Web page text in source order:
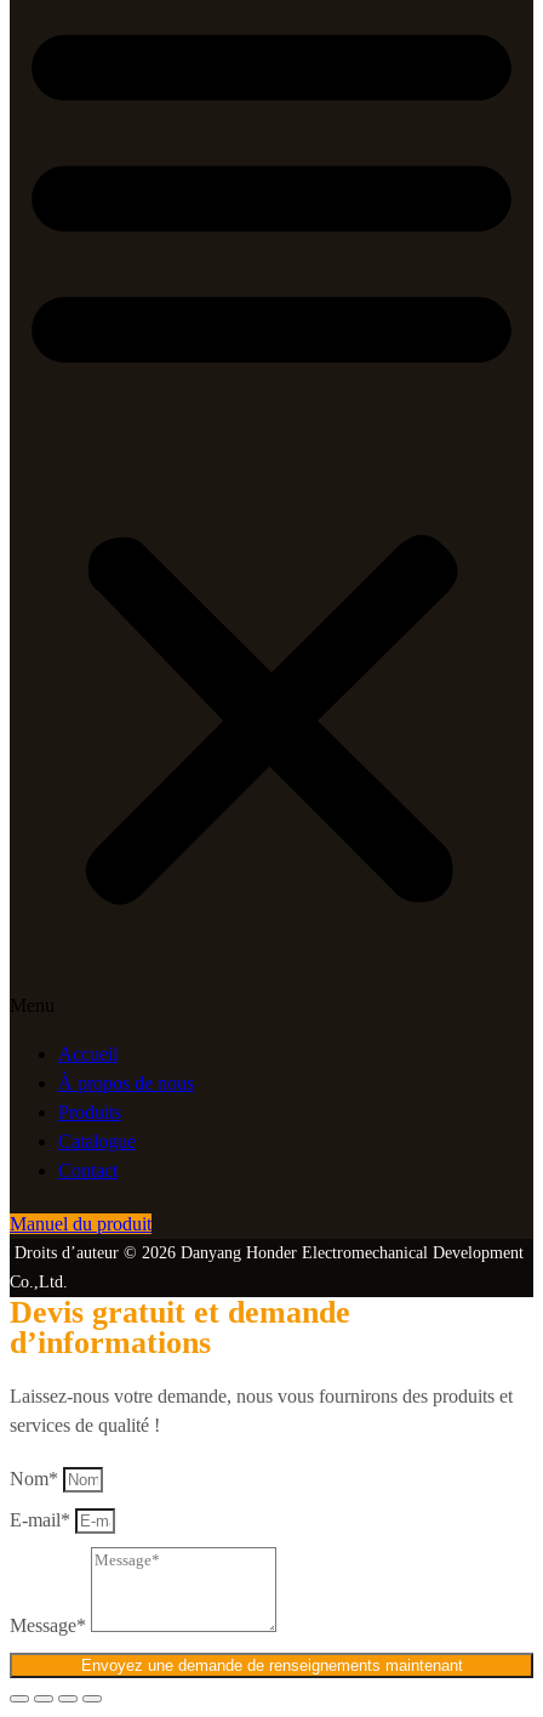
Menu
Accueil
À propos de nous
Produits
Catalogue
Contact
Manuel du produit
Droits d’auteur © 2026 Danyang Honder Electromechanical Development
Co.,Ltd.
Devis gratuit et demande
d’informations
Laissez-nous votre demande, nous vous fournirons des produits et
services de qualité !
Nom*
E-mail*
Message*
Envoyez une demande de renseignements maintenant